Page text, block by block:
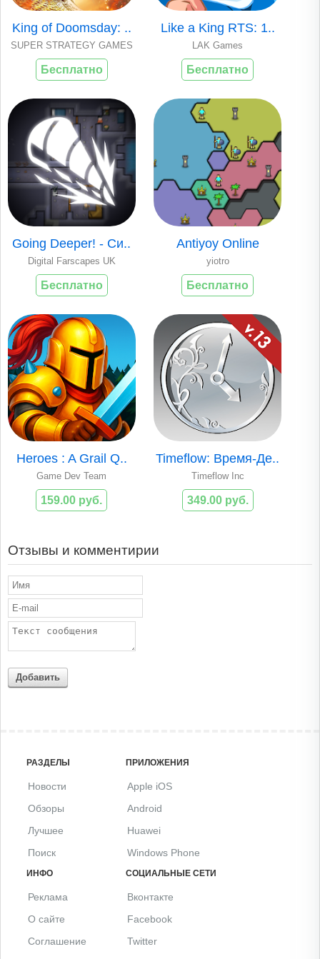
King of Doomsday: ..
SUPER STRATEGY GAMES
Бесплатно
Like a King RTS: 1..
LAK Games
Бесплатно
Going Deeper! - Си..
Digital Farscapes UK
Бесплатно
Antiyoy Online
yiotro
Бесплатно
Heroes : A Grail Q..
Game Dev Team
159.00 руб.
Timeflow: Время-Де..
Timeflow Inc
349.00 руб.
Отзывы и комментирии
Добавить
РАЗДЕЛЫ
Новости
Обзоры
Лучшее
Поиск
ПРИЛОЖЕНИЯ
Apple iOS
Android
Huawei
Windows Phone
ИНФО
Реклама
О сайте
Соглашение
СОЦИАЛЬНЫЕ СЕТИ
Вконтакте
Facebook
Twitter